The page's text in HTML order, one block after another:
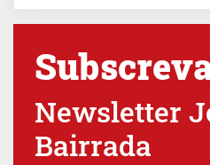
Newsletter
Bairrada